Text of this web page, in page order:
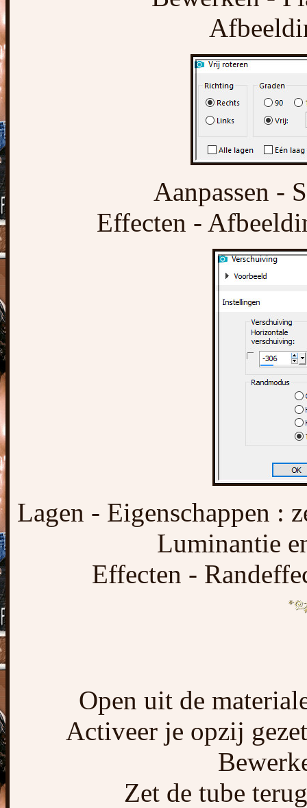
Aanpassen -
Effecten -
Lagen - Eigenschappen :
Luminantie
Effecten -
Open uit de
Activeer je opzij
Zet de tube